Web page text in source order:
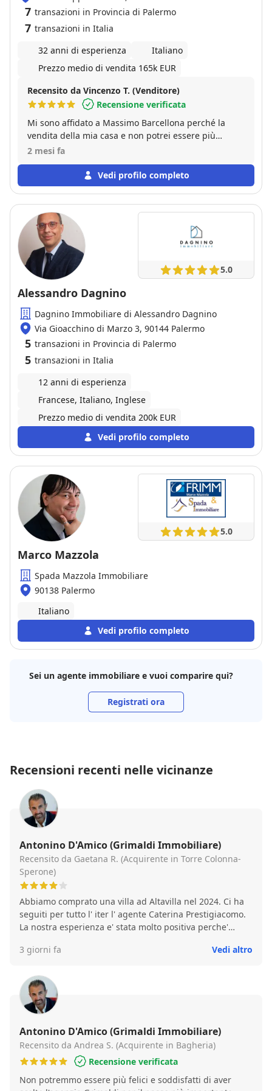
7 transazioni in Provincia di Palermo
7 transazioni in Italia
32 anni di esperienza
Italiano
Prezzo medio di vendita 165k EUR
Recensito da Vincenzo T. (Venditore)
Recensione verificata
Mi sono affidato a Massimo Barcellona perché la
vendita della mia casa e non potrei essere più
soddisfatto del risultato. Fin dal primo incontro ha
una profonda conoscenza del mercato immobiliare.
Mi ha seguito passo dopo passo in ogni fase, dalla
gestendo tutta la burocrazia con la massima
trasparenza e togliendomi ogni preoccupazione.
Grazie al suo metodo e al suo impegno, siamo
riusciti a vendere la casa in tempi brevi.
Consigliatissimo a chiunque cerchi un professionista
serio e affidabile!
2 mesi fa
Vedi profilo completo
5.0
Alessandro Dagnino
Dagnino Immobiliare di Alessandro Dagnino
Via Gioacchino di Marzo 3, 90144 Palermo
5 transazioni in Provincia di Palermo
5 transazioni in Italia
12 anni di esperienza
Francese, Italiano, Inglese
Prezzo medio di vendita 200k EUR
Vedi profilo completo
5.0
Marco Mazzola
Spada Mazzola Immobiliare
90138 Palermo
Italiano
Vedi profilo completo
Sei un agente immobiliare e vuoi comparire qui?
Registrati ora
Recensioni recenti nelle vicinanze
Antonino D'Amico (Grimaldi Immobiliare)
Recensito da Gaetana R. (Acquirente in Torre Colonna-
Sperone)
Abbiamo comprato una villa ad Altavilla nel 2024. Ci ha
seguiti per tutto l' iter l' agente Caterina Prestigiacomo.
La nostra esperienza e' stata molto positiva perche'
con professionalita', concretezza, tempismo ed una
avventura bellissima🥰
3 giorni fa Vedi altro
Antonino D'Amico (Grimaldi Immobiliare)
Recensito da Andrea S. (Acquirente in Bagheria)
Recensione verificata
Non potremmo essere più felici e soddisfatti di aver